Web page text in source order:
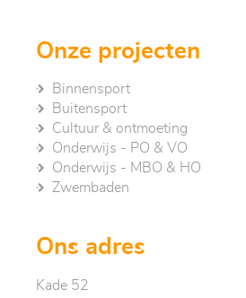
Onze projecten
Binnensport
Buitensport
Cultuur & ontmoeting
Onderwijs - PO & VO
Onderwijs - MBO & HO
Zwembaden
Ons adres
Kade 52